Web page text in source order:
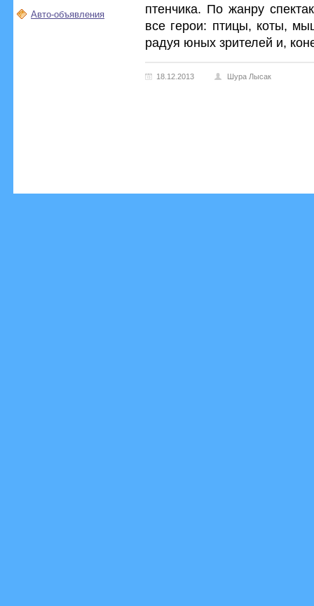
Авто-объявления
птенчика. По жанру
все герои: птицы, коты,
радуя юных зрителей и,
18.12.2013 Шура Лысак